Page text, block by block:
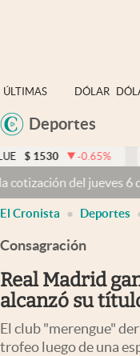
ÚLTIMAS
NOTICIAS
DÓLAR
Deportes
Dólar
Members
Economía y Política
Finanzas y Mercados
Mercados Online
Negocios
Columnistas
Otras secciones
Apertura
-0.65% DÓLAR
agosto minuto a minuto
El Cronista Deportes
Consagración
Real Madrid
alcanzó su
El club "merengue"
trofeo luego de una